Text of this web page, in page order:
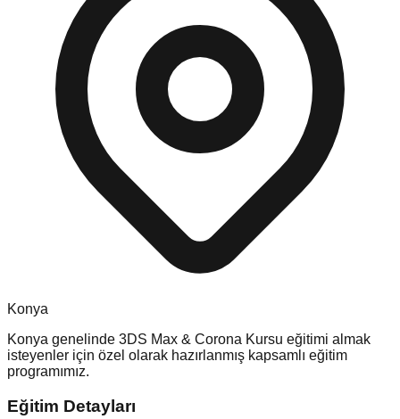
Konya
Konya genelinde 3DS Max & Corona Kursu eğitimi almak
isteyenler için özel olarak hazırlanmış kapsamlı eğitim
programımız.
Eğitim Detayları